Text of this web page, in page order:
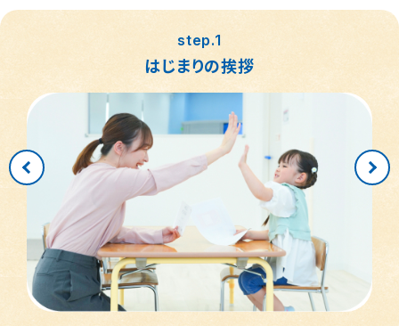
step.1
はじまりの挨拶
川口市
さいたま市見沼区
さいたま市緑区
三郷市
新座市
戸田市
松戸市
八千代市
流山市
千葉市中央区
世田谷区
新宿区
日野市
目黒区
江戸川区
横浜市戸塚区
相模原市中央区
川崎市中原区
厚木市
茅ケ崎市
藤沢市
名古屋市千種区
名古屋市緑区
名古屋市瑞穂区
名古屋市中村区
堺市北区
高槻市
摂津市
大阪市平野区
堺市西区
神戸市長田区
姫路市
神戸市中央区
仙台市青葉区
児童発達支援
LITALICOジュニア 仙台五橋教室
広島市南区
児童発達支援
LITALICOジュニア 広島皆実教室
福岡市早良区
福岡市西区
福岡市東区
春日市
太宰府市
福岡市中央区